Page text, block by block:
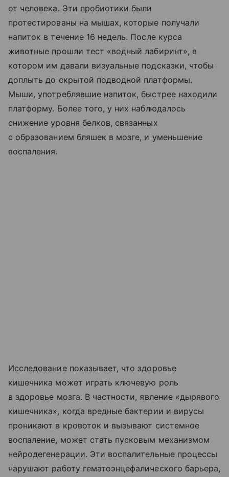
от человека. Эти пробиотики были
протестированы на мышах, которые получали
напиток в течение 16 недель. После курса
животные прошли тест «водный лабиринт», в
котором им давали визуальные подсказки, чтобы
доплыть до скрытой подводной платформы.
Мыши, употреблявшие напиток, быстрее находили
платформу. Более того, у них наблюдалось
снижение уровня белков, связанных
с образованием бляшек в мозге, и уменьшение
воспаления.
Исследование показывает, что здоровье
кишечника может играть ключевую роль
в здоровье мозга. В частности, явление «дырявого
кишечника», когда вредные бактерии и вирусы
проникают в кровоток и вызывают системное
воспаление, может стать пусковым механизмом
нейродегенерации. Эти воспалительные процессы
нарушают работу гематоэнцефалического барьера,